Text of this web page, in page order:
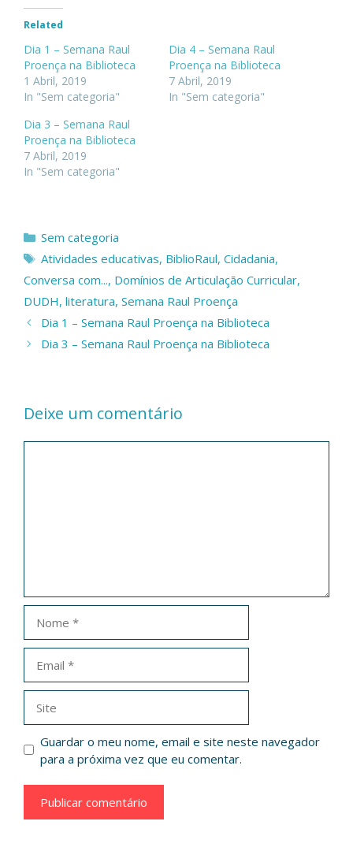
Related
Dia 1 – Semana Raul
Proença na Biblioteca
1 Abril, 2019
In "Sem categoria"
Dia 4 – Semana Raul
Proença na Biblioteca
7 Abril, 2019
In "Sem categoria"
Dia 3 – Semana Raul
Proença na Biblioteca
7 Abril, 2019
In "Sem categoria"
Categorias
Sem categoria
Etiquetas
Atividades educativas, BiblioRaul, Cidadania,
Conversa com..., Domínios de Articulação Curricular,
DUDH, literatura, Semana Raul Proença
Dia 1 – Semana Raul Proença na Biblioteca
Dia 3 – Semana Raul Proença na Biblioteca
Deixe um comentário
Guardar o meu nome, email e site neste navegador
para a próxima vez que eu comentar.